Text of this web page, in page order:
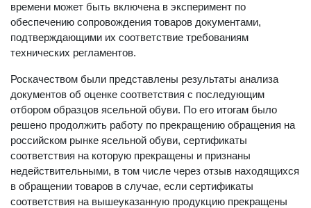
времени может быть включена в эксперимент по
обеспечению сопровождения товаров документами,
подтверждающими их соответствие требованиям
технических регламентов.
Роскачеством были представлены результаты анализа
документов об оценке соответствия с последующим
отбором образцов ясельной обуви. По его итогам было
решено продолжить работу по прекращению обращения на
российском рынке ясельной обуви, сертификаты
соответствия на которую прекращены и признаны
недействительными, в том числе через отзыв находящихся
в обращении товаров в случае, если сертификаты
соответствия на вышеуказанную продукцию прекращены